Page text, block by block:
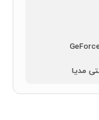
مدیا